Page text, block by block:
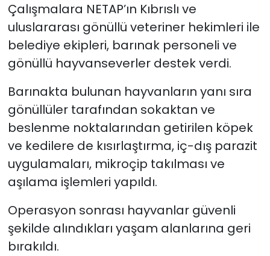
Çalışmalara NETAP’ın Kıbrıslı ve
uluslararası gönüllü veteriner hekimleri ile
belediye ekipleri, barınak personeli ve
gönüllü hayvanseverler destek verdi.
Barınakta bulunan hayvanların yanı sıra
gönüllüler tarafından sokaktan ve
beslenme noktalarından getirilen köpek
ve kedilere de kısırlaştırma, iç-dış parazit
uygulamaları, mikroçip takılması ve
aşılama işlemleri yapıldı.
Operasyon sonrası hayvanlar güvenli
şekilde alındıkları yaşam alanlarına geri
bırakıldı.